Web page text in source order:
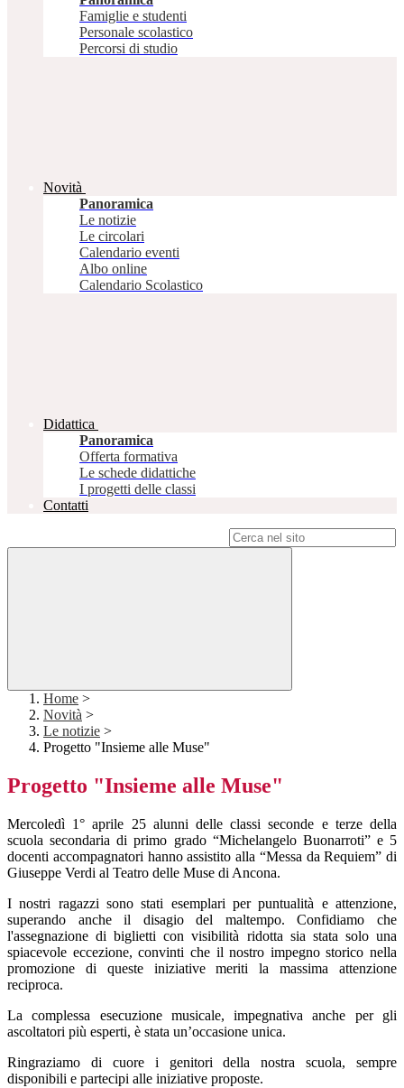
Famiglie e studenti
Personale scolastico
Percorsi di studio
Novità
Panoramica
Le notizie
Le circolari
Calendario eventi
Albo online
Calendario Scolastico
Didattica
Panoramica
Offerta formativa
Le schede didattiche
I progetti delle classi
Contatti
Home >
Novità >
Le notizie >
Progetto "Insieme alle Muse"
Progetto "Insieme alle Muse"
Mercoledì 1° aprile 25 alunni delle classi seconde e terze della
scuola secondaria di primo grado “Michelangelo Buonarroti” e 5
docenti accompagnatori hanno assistito alla “Messa da Requiem” di
Giuseppe Verdi al Teatro delle Muse di Ancona.
I nostri ragazzi sono stati esemplari per puntualità e attenzione,
superando anche il disagio del maltempo. Confidiamo che
l'assegnazione di biglietti con visibilità ridotta sia stata solo una
spiacevole eccezione, convinti che il nostro impegno storico nella
promozione di queste iniziative meriti la massima attenzione
reciproca.
La complessa esecuzione musicale, impegnativa anche per gli
ascoltatori più esperti, è stata un’occasione unica.
Ringraziamo di cuore i genitori della nostra scuola, sempre
disponibili e partecipi alle iniziative proposte.